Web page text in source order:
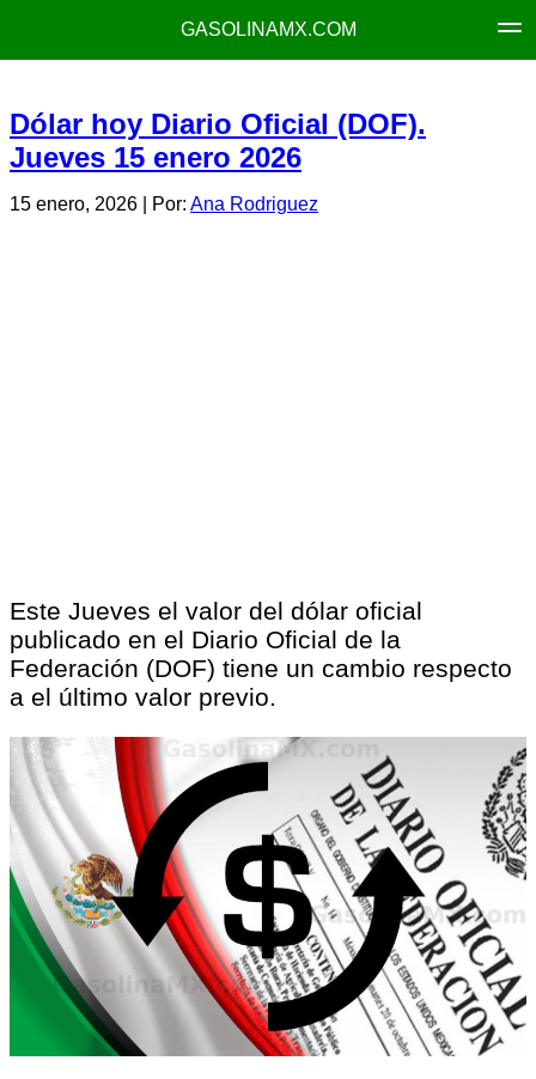
GASOLINAMX.COM
Dólar hoy Diario Oficial (DOF).
Jueves 15 enero 2026
15 enero, 2026 | Por: Ana Rodriguez
Este Jueves el valor del dólar oficial
publicado en el Diario Oficial de la
Federación (DOF) tiene un cambio respecto
a el último valor previo.